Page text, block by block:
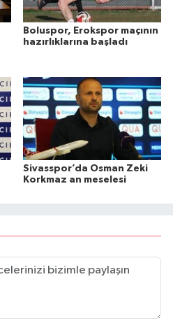
Boluspor, Erokspor maçının
hazırlıklarına başladı
Sivasspor’da Osman Zeki
Korkmaz an meselesi